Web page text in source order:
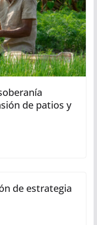
de patios y
de estrategia